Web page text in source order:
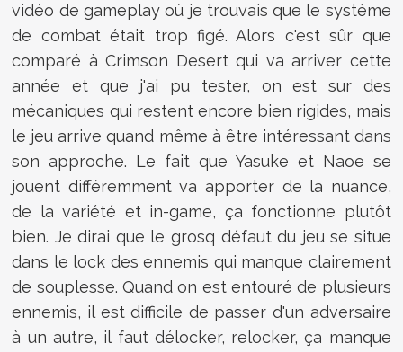
vidéo de gameplay où je trouvais que le système
de combat était trop figé. Alors c'est sûr que
comparé à Crimson Desert qui va arriver cette
année et que j'ai pu tester, on est sur des
mécaniques qui restent encore bien rigides, mais
le jeu arrive quand même à être intéressant dans
son approche. Le fait que Yasuke et Naoe se
jouent différemment va apporter de la nuance,
de la variété et in-game, ça fonctionne plutôt
bien. Je dirai que le grosq défaut du jeu se situe
dans le lock des ennemis qui manque clairement
de souplesse. Quand on est entouré de plusieurs
ennemis, il est difficile de passer d'un adversaire
à un autre, il faut délocker, relocker, ça manque